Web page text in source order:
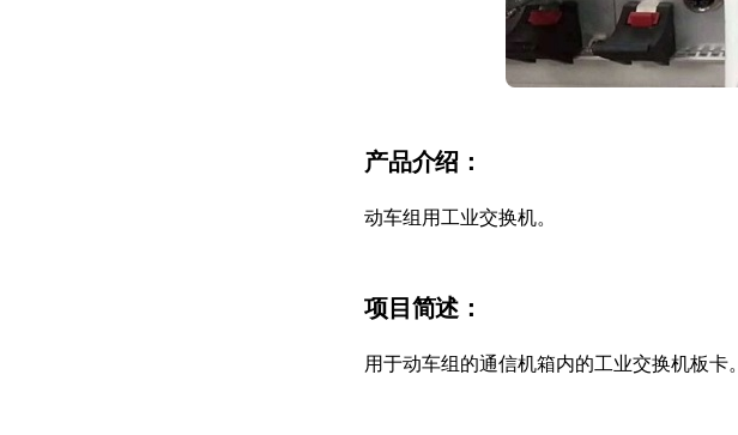
产品介绍：
动车组用工业交换机。
项目简述：
用于动车组的通信机箱内的工业交换机板卡。